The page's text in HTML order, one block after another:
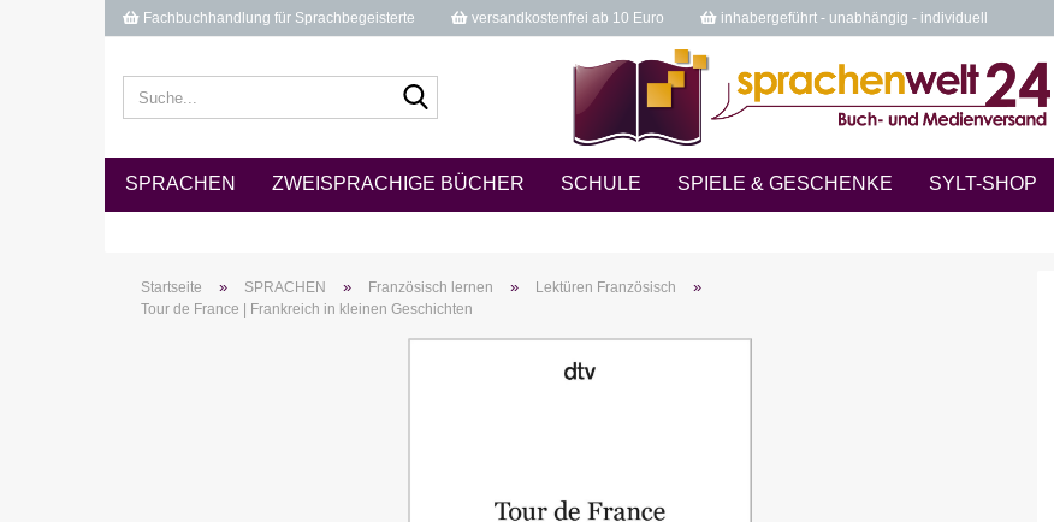
Fachbuchhandlung für Sprachbegeisterte versandkostenfrei ab 10 Euro inhabergeführt - unabhängig - individuell
SPRACHEN ZWEISPRACHIGE BÜCHER SCHULE SPIELE & GESCHENKE SYLT-SHOP
Startseite » SPRACHEN » Französisch lernen » Lektüren Französisch »
Tour de France | Frankreich in kleinen Geschichten